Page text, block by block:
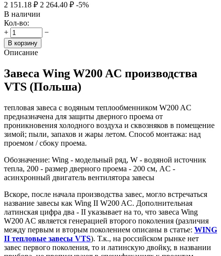
2 151.18 ₽ 2 264.40 ₽ -5%
В наличии
Кол-во:
+
−
В корзину
Описание
Завеса Wing W200 AC производства
VTS (Польша)
тепловая завеса с водяным теплообменником W200 AC
предназначена для защиты дверного проема от
проникновения холодного воздуха и сквозняков в помещение
зимой; пыли, запахов и жары летом. Способ монтажа: над
проемом / сбоку проема.
Обозначение: Wing - модельный ряд, W - водяной источник
тепла, 200 - размер дверного проема - 200 см, AC -
асинхронный двигатель вентилятора завесы
Вскоре, после начала производства завес, могло встречаться
название завесы как Wing II W200 AC. Дополнительная
латинская цифра два - II указывает на то, что завеса Wing
W200 AC является генерацией второго поколения (различия
между первым и вторым поколением описаны в статье: WING
II тепловые завесы VTS). Т.к., на российском рынке нет
завес первого поколения, то и латинскую двойку, в названии